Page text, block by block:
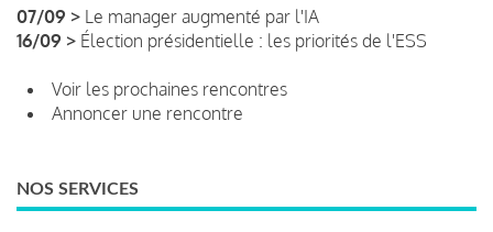
07/09 > Le manager augmenté par l'IA
16/09 > Élection présidentielle : les priorités de l'ESS
Voir les prochaines rencontres
Annoncer une rencontre
NOS SERVICES